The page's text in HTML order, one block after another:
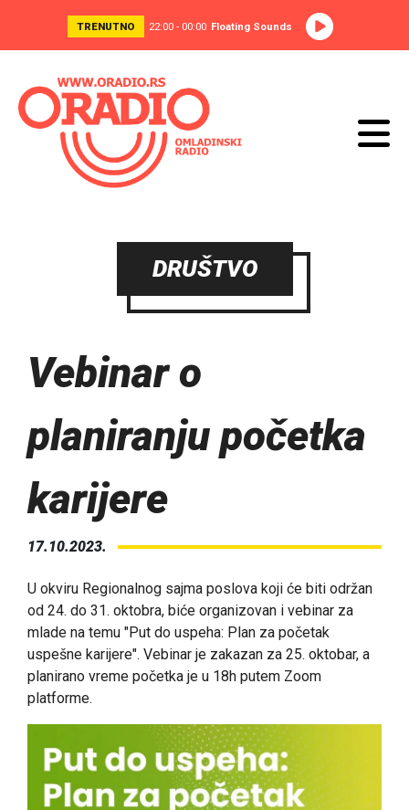
TRENUTNO 22:00 - 00:00 Floating Sounds
DRUŠTVO
Vebinar o
planiranju početka
karijere
17.10.2023.
U okviru Regionalnog sajma poslova koji će biti održan
od 24. do 31. oktobra, biće organizovan i vebinar za
mlade na temu "Put do uspeha: Plan za početak
uspešne karijere". Vebinar je zakazan za 25. oktobar, a
planirano vreme početka je u 18h putem Zoom
platforme.